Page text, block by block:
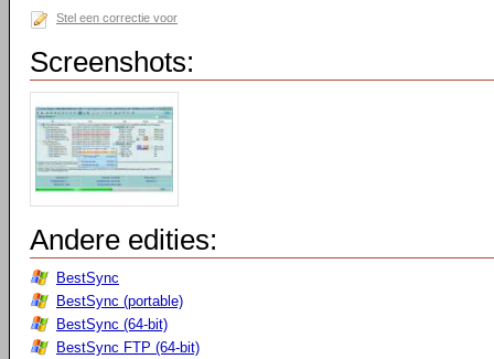
Stel een correctie voor
Screenshots:
Andere edities:
BestSync
BestSync (portable)
BestSync (64-bit)
BestSync FTP (64-bit)